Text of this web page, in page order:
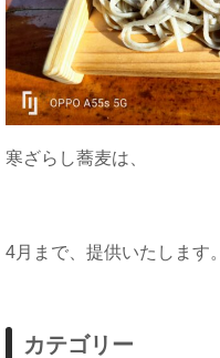
寒ざらし蕎麦は、
4月まで、提供いたします。
カテゴリー